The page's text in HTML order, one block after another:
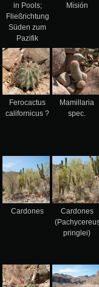
in Pools;
Fließrichtung
Süden zum
Pazifik
Misión
Ferocactus
californicus ?
Mamillaria
spec.
Cardones
Cardones
pringlei)